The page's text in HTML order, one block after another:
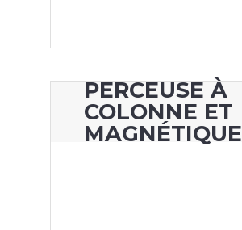
PERCEUSE À
COLONNE ET
MAGNÉTIQUE